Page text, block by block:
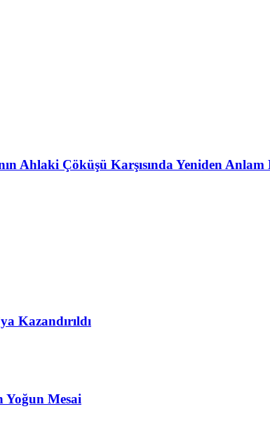
Ahlaki Çöküşü Karşısında Yeniden Anlam
Kazandırıldı
Yoğun Mesai